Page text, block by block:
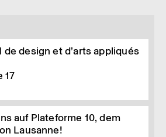
de design et d’arts appliqués
17
auf Plateforme 10, dem
Lausanne!